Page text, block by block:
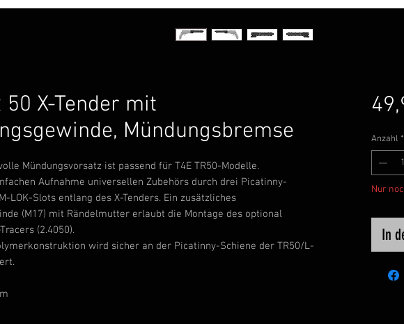
50 X-Tender mit
Mündungsbremse
Mündungsvorsatz ist passend für T4E TR50-Modelle.
Aufnahme universellen Zubehörs durch drei Picatinny-
LOK-Slots entlang des X-Tenders. Ein zusätzliches
(M17) mit Rändelmutter erlaubt die Montage des optional
(2.4050).
wird sicher an der Picatinny-Schiene der TR50/L-
Anzahl *
Nur
In